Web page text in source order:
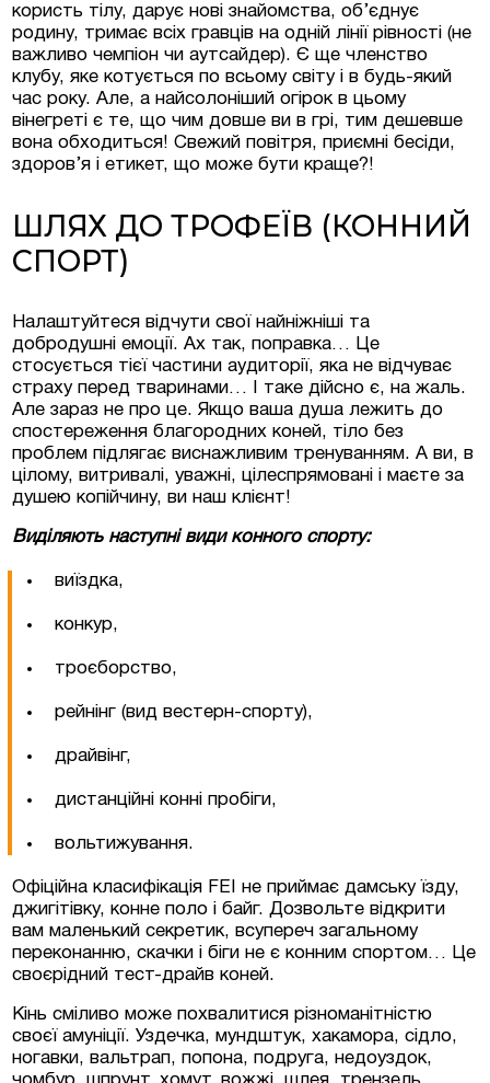
користь тілу, дарує нові знайомства, об’єднує
родину, тримає всіх гравців на одній лінії рівності (не
важливо чемпіон чи аутсайдер). Є ще членство
клубу, яке котується по всьому світу і в будь-який
час року. Але, а найсолоніший огірок в цьому
вінегреті є те, що чим довше ви в грі, тим дешевше
вона обходиться! Свежий повітря, приємні бесіди,
здоров’я і етикет, що може бути краще?!
ШЛЯХ ДО ТРОФЕЇВ (КОННИЙ
СПОРТ)
Налаштуйтеся відчути свої найніжніші та
добродушні емоції. Ах так, поправка… Це
стосується тієї частини аудиторії, яка не відчуває
страху перед тваринами… І таке дійсно є, на жаль.
Але зараз не про це. Якщо ваша душа лежить до
спостереження благородних коней, тіло без
проблем підлягає виснажливим тренуванням. А ви, в
цілому, витривалі, уважні, цілеспрямовані і маєте за
душею копійчину, ви наш клієнт!
Виділяють наступні види конного спорту:
виїздка,
конкур,
троєборство,
рейнінг (вид вестерн-спорту),
драйвінг,
дистанційні конні пробіги,
вольтижування.
Офіційна класифікація FEI не приймає дамську їзду,
джигітівку, конне поло і байг. Дозвольте відкрити
вам маленький секретик, всупереч загальному
переконанню, скачки і біги не є конним спортом… Це
своєрідний тест-драйв коней.
Кінь сміливо може похвалитися різноманітністю
своєї амуніції. Уздечка, мундштук, хакамора, сідло,
ногавки, вальтрап, попона, подруга, недоуздок,